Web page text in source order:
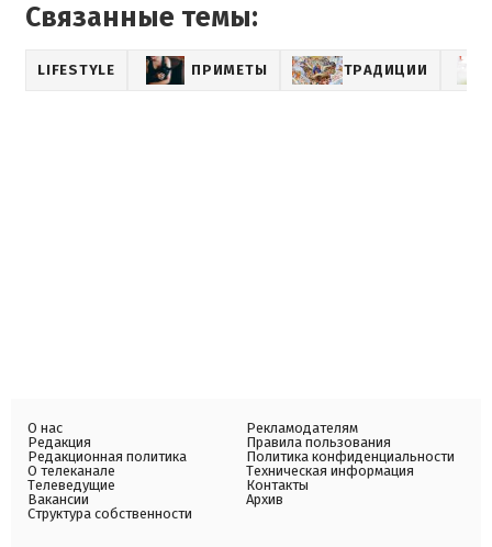
Связанные темы:
LIFESTYLE ПРИМЕТЫ ТРАДИЦИИ
О нас
Редакция
Редакционная политика
О телеканале
Телеведущие
Вакансии
Структура собственности
Рекламодателям
Правила пользования
Политика конфиденциальности
Техническая информация
Контакты
Архив